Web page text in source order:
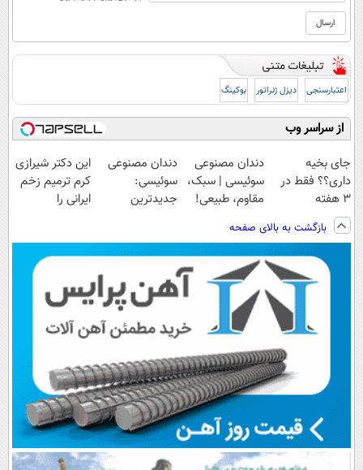
اعتبارسنجی دیزل ژنراتور بوکینگ
از سراسر وب
جای بخیه
داری؟؟ فقط در
3 هفته
ترمیمش کن!😍
دندان مصنوعی
سوئیسی | سبک،
مقاوم، طبیعی!
رایگان+پرداخت
اقساطی😍
دندان مصنوعی
سوئیسی:
جدیدترین
پرداخت قسطی
این دکتر شیرازی
کرم ترمیم زخم
ایرانی را
بازگشت به بالای صفحه